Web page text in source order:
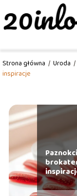
Strona główna / Uroda /
inspiracje